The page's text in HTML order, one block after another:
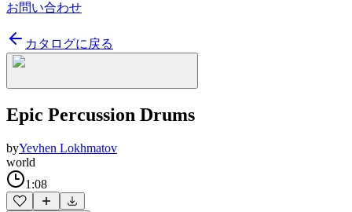
お問い合わせ
カタログに戻る
Epic Percussion Drums
byYevhen Lokhmatov
world
1:08